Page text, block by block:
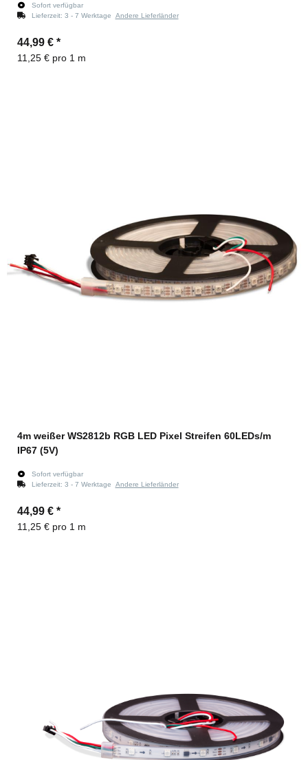
Sofort verfügbar
Lieferzeit: 3 - 7 Werktage Andere Lieferländer
44,99 € *
11,25 € pro 1 m
4m weißer WS2812b RGB LED Pixel Streifen 60LEDs/m
IP67 (5V)
Sofort verfügbar
Lieferzeit: 3 - 7 Werktage Andere Lieferländer
44,99 € *
11,25 € pro 1 m